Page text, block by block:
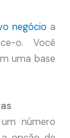
negócio a
o. Você
uma base
número